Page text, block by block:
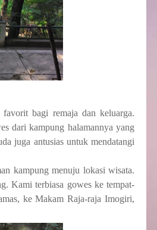
bagi remaja dan keluarga.
dari kampung halamannya yang
juga antusias untuk mendatangi
kampung menuju lokasi wisata.
Kami terbiasa gowes ke tempat-
ke Makam Raja-raja Imogiri,